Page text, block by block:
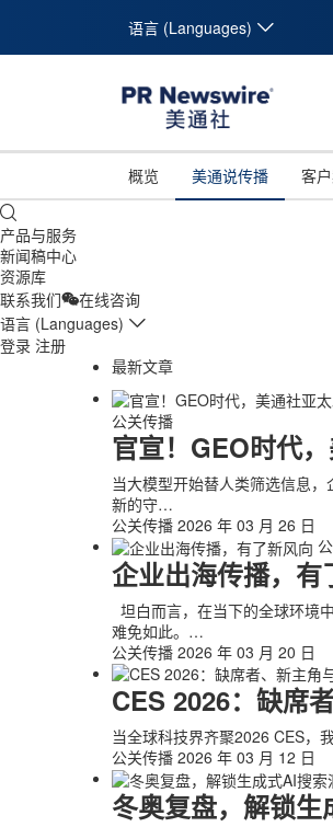
语言 (Languages)
概览 美通说传播 客
产品与服务
新闻稿中心
资源库
联系我们
在线咨询
语言 (Languages)
登录 注册
最新文章
公关传播
官宣！GEO时代
当大模型开始替人类筛选信息，
新的守…
公关传播 2026 年 03 月 26 日
企业出海传播，有
坦白而言，在当下的全球环境
难免如此。…
公关传播 2026 年 03 月 20 日
CES 2026：缺席
当全球科技界齐聚2026 CES，
公关传播 2026 年 03 月 12 日
冬奥复盘，解锁